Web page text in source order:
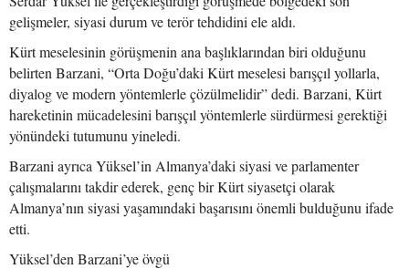
gelişmeler, siyasi durum ve terör tehdidini ele aldı.
Kürt meselesinin görüşmenin ana başlıklarından biri olduğunu
belirten Barzani, “Orta Doğu’daki Kürt meselesi barışçıl yollarla,
diyalog ve modern yöntemlerle çözülmelidir” dedi. Barzani, Kürt
hareketinin mücadelesini barışçıl yöntemlerle sürdürmesi gerektiği
yönündeki tutumunu yineledi.
Barzani ayrıca Yüksel’in Almanya’daki siyasi ve parlamenter
çalışmalarını takdir ederek, genç bir Kürt siyasetçi olarak
Almanya’nın siyasi yaşamındaki başarısını önemli bulduğunu ifade
etti.
Yüksel’den Barzani’ye övgü